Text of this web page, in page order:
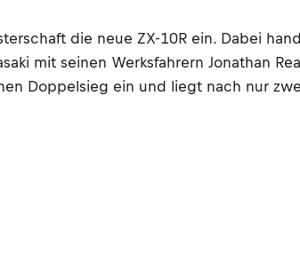
die neue ZX-10R ein. Dabei
mit seinen Werksfahrern Jonathan
Doppelsieg ein und liegt nach nur